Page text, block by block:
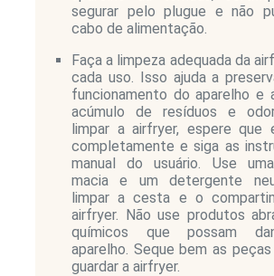
segurar pelo plugue e não
cabo de alimentação.
Faça a limpeza adequada da
cada uso. Isso ajuda a
funcionamento do aparelho e
acúmulo de resíduos e
limpar a airfryer, espere que
completamente e siga as
manual do usuário. Use
macia e um detergente
limpar a cesta e o
airfryer. Não use produtos
químicos que possam
aparelho. Seque bem as
guardar a airfryer.